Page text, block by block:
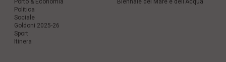
Porto & Economia
Politica
Sociale
Goldoni 2025-26
Sport
Itinera
Biennale del Mare e dell'Acqua